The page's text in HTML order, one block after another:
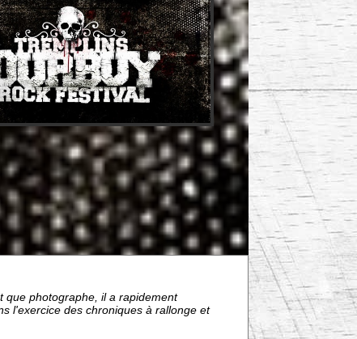
que photographe, il a rapidement
l'exercice des chroniques à rallonge et